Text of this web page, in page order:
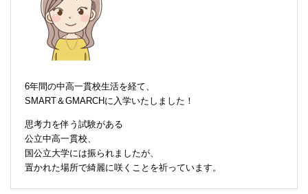
6年間の中高一貫校生活を経て、
SMART＆GMARCHに入学いたしました！
思考力を伴う試験がある
公立中高一貫校、
国公立大学には振られましたが、
置かれた場所で綺麗に咲くことを祈っています。